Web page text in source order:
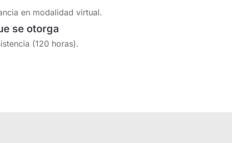
en modalidad virtual.
se otorga
(120 horas).